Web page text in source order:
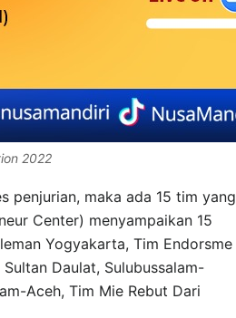
2022
penjurian, maka ada 15 tim yang
Center) menyampaikan 15
Yogyakarta, Tim Endorsme
Daulat, Sulubussalam-
Aceh, Tim Mie Rebut Dari